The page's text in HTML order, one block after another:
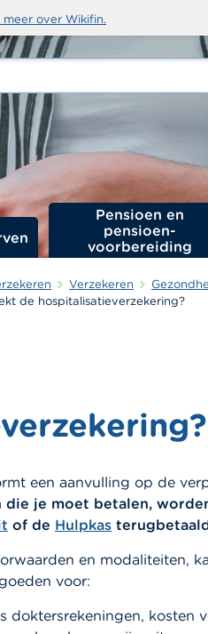
meer over Wikifin.
Pensioen en
pensioen­
voorbereiding
Verzekeren
de hospitalisatieverzekering?
een aanvulling op de
die je moet betalen,
of de Hulpkas
en modaliteiten,
voor:
doktersrekeningen, kosten